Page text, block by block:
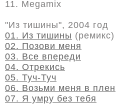
11. Megamix
"Из тишины", 2004 год
01. Из тишины (ремикс)
02. Позови меня
03. Все впереди
04. Отрекись
05. Туч-Туч
06. Возьми меня в плен
07. Я умру без тебя